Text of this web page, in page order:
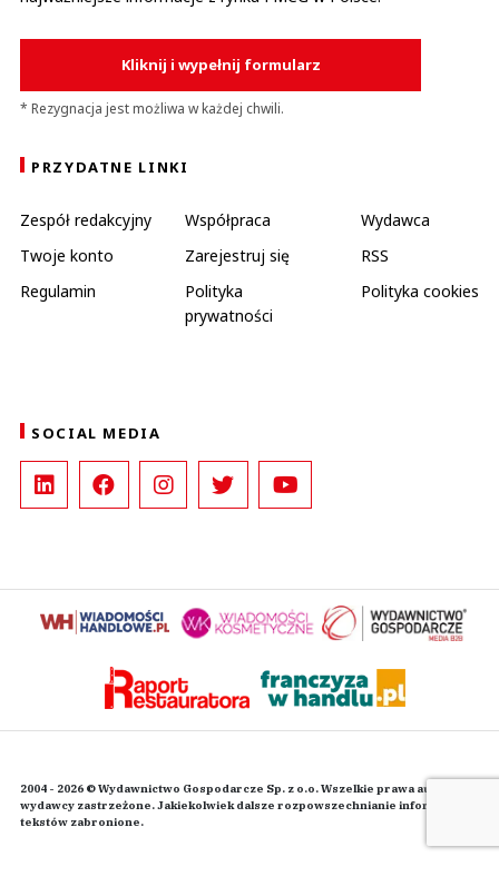
Kliknij i wypełnij formularz
* Rezygnacja jest możliwa w każdej chwili.
PRZYDATNE LINKI
Zespół redakcyjny Współpraca
Wydawca
Twoje konto
Zarejestruj się
RSS
Regulamin
Polityka
prywatności
Polityka cookies
SOCIAL MEDIA
2004 - 2026 © Wydawnictwo Gospodarcze Sp. z o.o. Wszelkie prawa autorskie
wydawcy zastrzeżone. Jakiekolwiek dalsze rozpowszechnianie informacji i
tekstów zabronione.